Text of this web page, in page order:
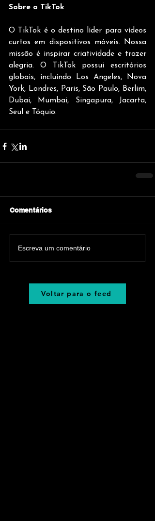
Sobre o TikTok
O TikTok é o destino líder para vídeos
curtos em dispositivos móveis. Nossa
missão é inspirar criatividade e trazer
alegria. O TikTok possui escritórios
globais, incluindo Los Angeles, Nova
York, Londres, Paris, São Paulo, Berlim,
Dubai, Mumbai, Singapura, Jacarta,
Seul e Tóquio.
Comentários
Escreva um comentário
Voltar para o feed